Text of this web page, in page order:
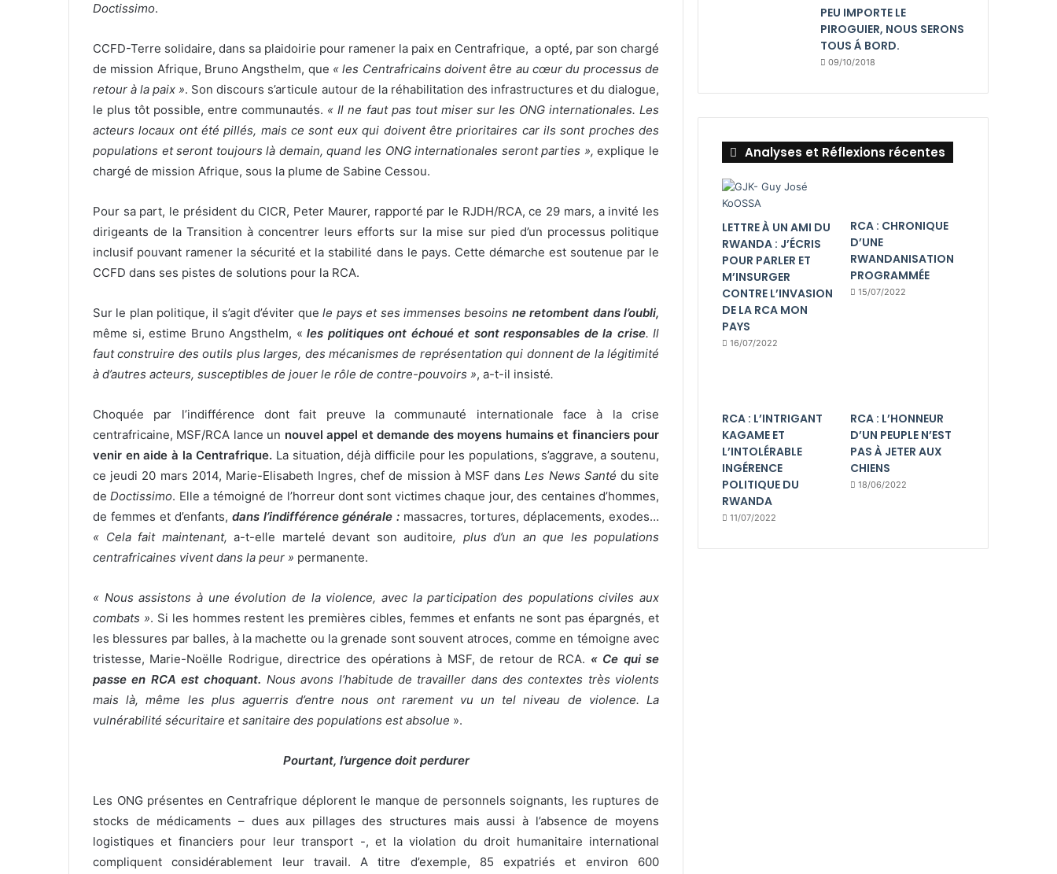
Doctissimo.
CCFD-Terre solidaire, dans sa plaidoirie pour ramener la paix en Centrafrique, a opté, par son chargé
de mission Afrique, Bruno Angsthelm, que « les Centrafricains doivent être au cœur du processus de
retour à la paix ». Son discours s’articule autour de la réhabilitation des infrastructures et du dialogue,
le plus tôt possible, entre communautés. « Il ne faut pas tout miser sur les ONG internationales. Les
acteurs locaux ont été pillés, mais ce sont eux qui doivent être prioritaires car ils sont proches des
populations et seront toujours là demain, quand les ONG internationales seront parties », explique le
chargé de mission Afrique, sous la plume de Sabine Cessou.
Pour sa part, le président du CICR, Peter Maurer, rapporté par le RJDH/RCA, ce 29 mars, a invité les
dirigeants de la Transition à concentrer leurs efforts sur la mise sur pied d’un processus politique
inclusif pouvant ramener la sécurité et la stabilité dans le pays. Cette démarche est soutenue par le
CCFD dans ses pistes de solutions pour la RCA.
Sur le plan politique, il s’agit d’éviter quele pays et ses immenses besoins ne retombent dans l’oubli,
même si, estime Bruno Angsthelm, « les politiques ont échoué et sont responsables de la crise. Il
faut construire des outils plus larges, des mécanismes de représentation qui donnent de la légitimité
à d’autres acteurs, susceptibles de jouer le rôle de contre-pouvoirs », a-t-il insisté.
Choquée par l’indifférence dont fait preuve la communauté internationale face à la crise
centrafricaine, MSF/RCA lance un nouvel appel et demande des moyens humains et financiers pour
venir en aide à la Centrafrique. La situation, déjà difficile pour les populations, s’aggrave, a soutenu,
ce jeudi 20 mars 2014, Marie-Elisabeth Ingres, chef de mission à MSF dansLes News Santé du site
deDoctissimo. Elle a témoigné de l’horreur dont sont victimes chaque jour, des centaines d’hommes,
de femmes et d’enfants, dans l’indifférence générale : massacres, tortures, déplacements, exodes…
« Cela fait maintenant, a-t-elle martelé devant son auditoire, plus d’un an que les populations
centrafricaines vivent dans la peur » permanente.
« Nous assistons à une évolution de la violence, avec la participation des populations civiles aux
combats ». Si les hommes restent les premières cibles, femmes et enfants ne sont pas épargnés, et
les blessures par balles, à la machette ou la grenade sont souvent atroces, comme en témoigne avec
tristesse, Marie-Noëlle Rodrigue, directrice des opérations à MSF, de retour de RCA. « Ce qui se
passe en RCA est choquant. Nous avons l’habitude de travailler dans des contextes très violents
mais là, même les plus aguerris d’entre nous ont rarement vu un tel niveau de violence. La
vulnérabilité sécuritaire et sanitaire des populations est absolue ».
Pourtant, l’urgence doit perdurer
Les ONG présentes en Centrafrique déplorent le manque de personnels soignants, les ruptures de
stocks de médicaments – dues aux pillages des structures mais aussi à l’absence de moyens
logistiques et financiers pour leur transport -, et la violation du droit humanitaire international
compliquent considérablement leur travail. A titre d’exemple, 85 expatriés et environ 600
PEU IMPORTE LE
PIROGUIER, NOUS SERONS
TOUS Á BORD.
09/10/2018
Analyses et Réflexions récentes
LETTRE À UN AMI DU
RWANDA : J’ÉCRIS
POUR PARLER ET
M’INSURGER
CONTRE L’INVASION
DE LA RCA MON
PAYS
16/07/2022
RCA : CHRONIQUE
D’UNE
RWANDANISATION
PROGRAMMÉE
15/07/2022
RCA : L’INTRIGANT
KAGAME ET
L’INTOLÉRABLE
INGÉRENCE
POLITIQUE DU
RWANDA
11/07/2022
RCA : L’HONNEUR
D’UN PEUPLE N’EST
PAS À JETER AUX
CHIENS
18/06/2022